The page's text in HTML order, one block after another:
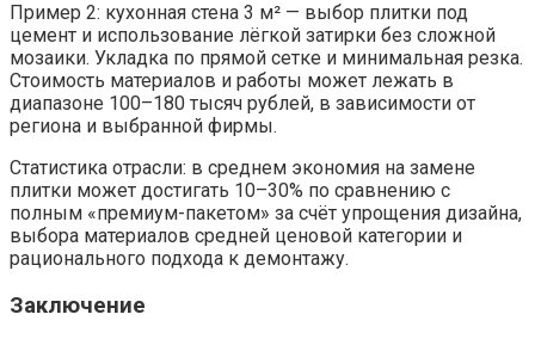
Пример 2: кухонная стена 3 м² — выбор плитки под
цемент и использование лёгкой затирки без сложной
мозаики. Укладка по прямой сетке и минимальная резка.
Стоимость материалов и работы может лежать в
диапазоне 100–180 тысяч рублей, в зависимости от
региона и выбранной фирмы.
Статистика отрасли: в среднем экономия на замене
плитки может достигать 10–30% по сравнению с
полным «премиум-пакетом» за счёт упрощения дизайна,
выбора материалов средней ценовой категории и
рационального подхода к демонтажу.
Заключение